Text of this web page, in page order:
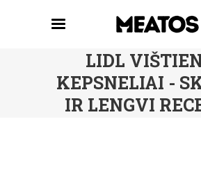
LIDL
KEPSNELIAI -
IR LENGVI